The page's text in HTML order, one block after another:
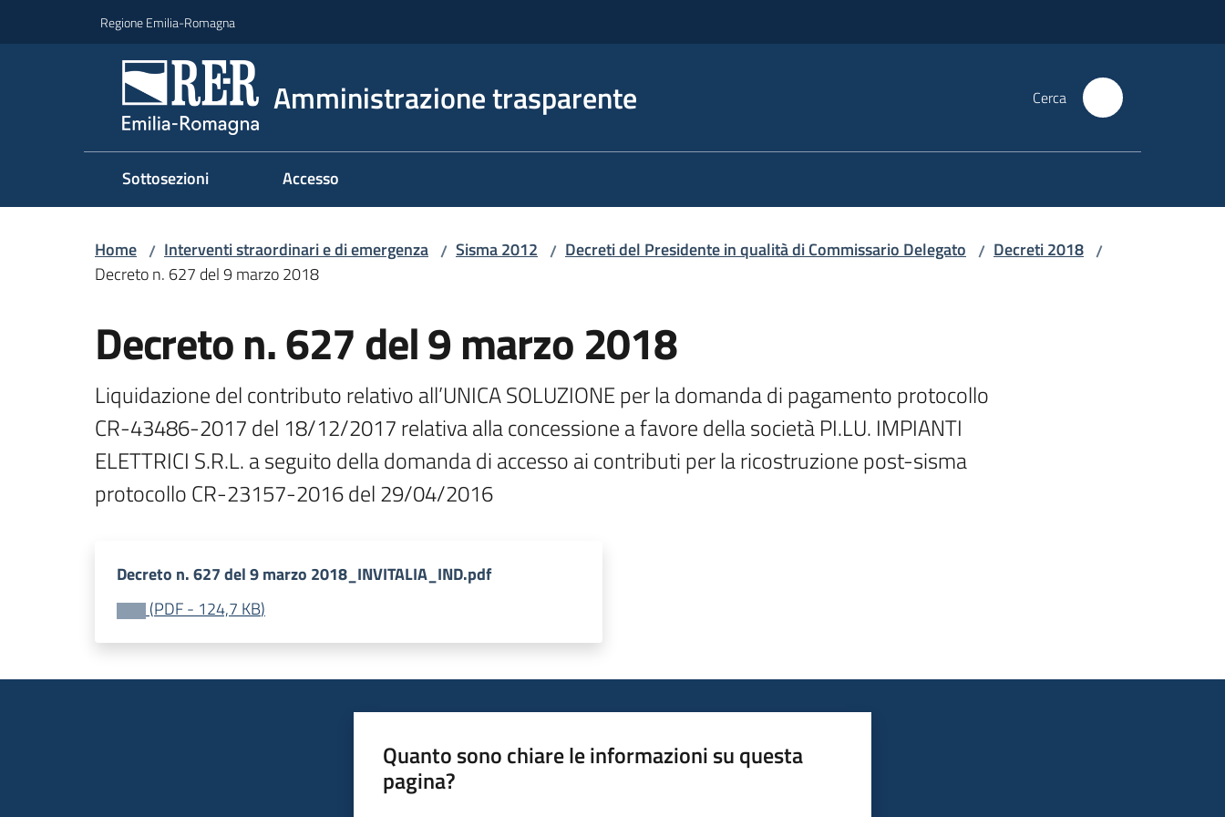
Regione Emilia-Romagna
Amministrazione trasparente Cerca
Sottosezioni Accesso
Home / Interventi straordinari e di emergenza / Sisma 2012 / Decreti del Presidente in qualità di Commissario Delegato / Decreti 2018 /
Decreto n. 627 del 9 marzo 2018
Decreto n. 627 del 9 marzo 2018
Liquidazione del contributo relativo all’UNICA SOLUZIONE per la domanda di pagamento protocollo
CR-43486-2017 del 18/12/2017 relativa alla concessione a favore della società PI.LU. IMPIANTI
ELETTRICI S.R.L. a seguito della domanda di accesso ai contributi per la ricostruzione post-sisma
protocollo CR-23157-2016 del 29/04/2016
Decreto n. 627 del 9 marzo 2018_INVITALIA_IND.pdf
(PDF- 124,7 KB)
Quanto sono chiare le informazioni su questa
pagina?